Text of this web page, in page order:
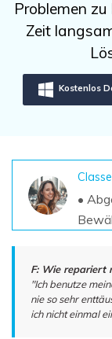
Weitere
Repairit -
Datenverlust-
Aktuelles
search
Problemen
Zeit
Kostenlos
•
F: Wie repariert
"Ich benutze
nie so sehr
ich nicht einmal